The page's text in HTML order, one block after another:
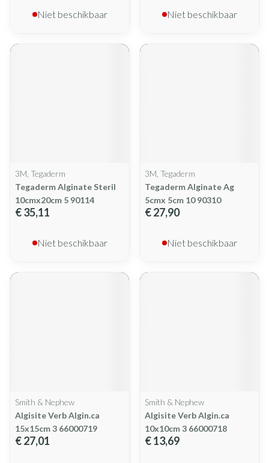
Niet beschikbaar Niet beschikbaar
3M, Tegaderm
Tegaderm Alginate Steril
10cmx20cm 5 90114
€ 35,11
Niet beschikbaar
3M, Tegaderm
Tegaderm Alginate Ag
5cmx 5cm 10 90310
€ 27,90
Niet beschikbaar
Smith & Nephew
Algisite Verb Algin.ca
15x15cm 3 66000719
€ 27,01
Smith & Nephew
Algisite Verb Algin.ca
10x10cm 3 66000718
€ 13,69